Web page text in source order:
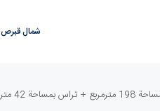
شمال قبرص